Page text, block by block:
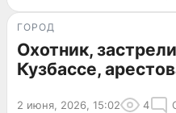
ГОРОД
Охотник,
Кузбассе,
2 июня, 2026, 15:02 4